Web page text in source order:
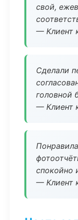
свой,
— Клиент
Сделали
головной
— Клиент
спокойно
— Клиент